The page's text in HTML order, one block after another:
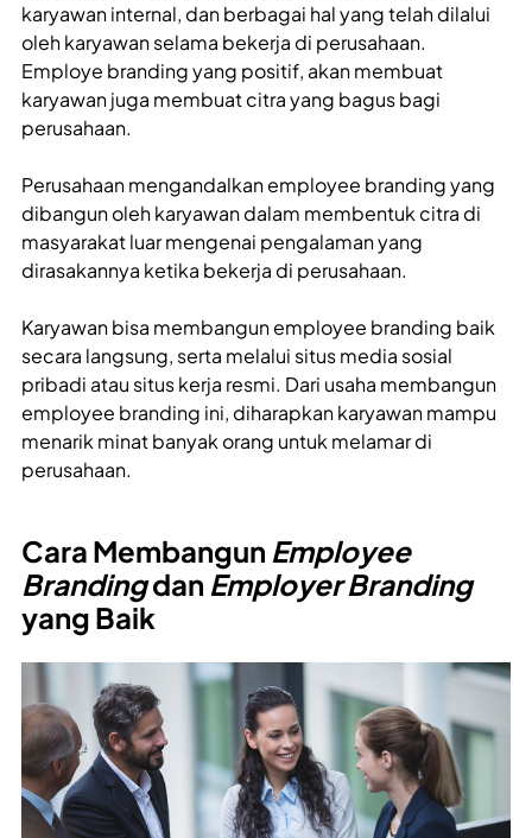
karyawan internal, dan berbagai hal yang telah dilalui
oleh karyawan selama bekerja di perusahaan.
Employe branding yang positif, akan membuat
karyawan juga membuat citra yang bagus bagi
perusahaan.
Perusahaan mengandalkan employee branding yang
dibangun oleh karyawan dalam membentuk citra di
masyarakat luar mengenai pengalaman yang
dirasakannya ketika bekerja di perusahaan.
Karyawan bisa membangun employee branding baik
secara langsung, serta melalui situs media sosial
pribadi atau situs kerja resmi. Dari usaha membangun
employee branding ini, diharapkan karyawan mampu
menarik minat banyak orang untuk melamar di
perusahaan.
Cara Membangun Employee
Brandingdan Employer Branding
yang Baik